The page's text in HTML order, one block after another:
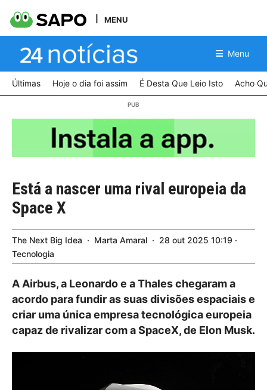
MENU
Menu
Últimas Hoje o dia foi assim É Desta Que Leio Isto Acho
Está a nascer uma rival europeia da
Space X
The Next Big Idea Marta Amaral 28 out 2025 10:19
Tecnologia
A Airbus, a Leonardo e a Thales chegaram a
acordo para fundir as suas divisões espaciais e
criar uma única empresa tecnológica europeia
capaz de rivalizar com a SpaceX, de Elon Musk.